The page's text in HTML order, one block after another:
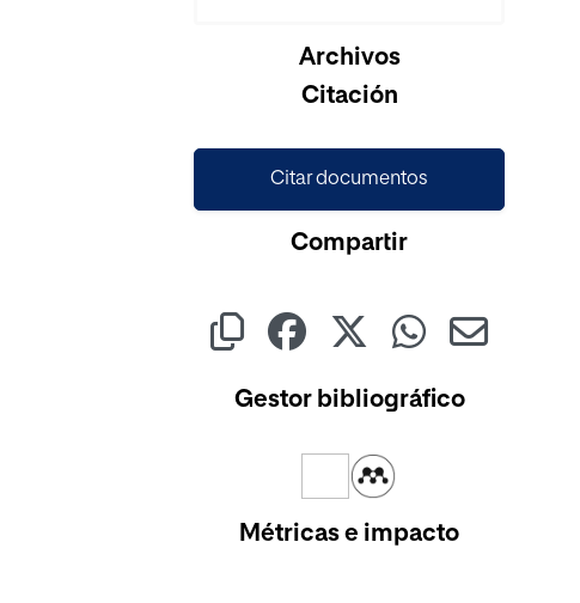
Archivos
Citación
Citar documentos
Compartir
Gestor bibliográfico
Métricas e impacto